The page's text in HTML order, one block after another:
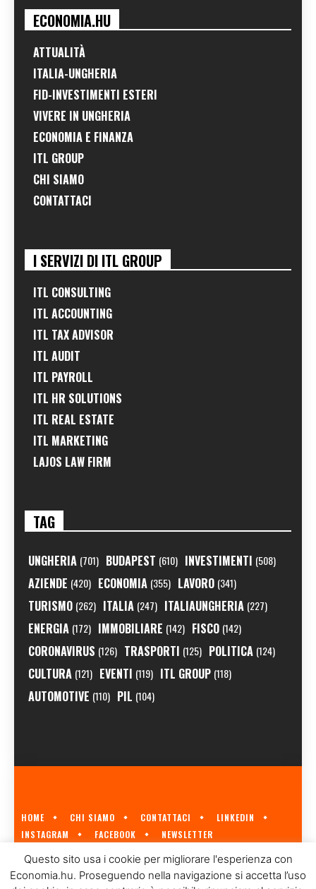
ECONOMIA.HU
ATTUALITÀ
ITALIA-UNGHERIA
FID-INVESTIMENTI ESTERI
VIVERE IN UNGHERIA
ECONOMIA E FINANZA
ITL GROUP
CHI SIAMO
CONTATTACI
I SERVIZI DI ITL GROUP
ITL CONSULTING
ITL ACCOUNTING
ITL TAX ADVISOR
ITL AUDIT
ITL PAYROLL
ITL HR SOLUTIONS
ITL REAL ESTATE
ITL MARKETING
LAJOS LAW FIRM
TAG
UNGHERIA (701) BUDAPEST (610) INVESTIMENTI (508)
AZIENDE (420) ECONOMIA (355) LAVORO (341)
TURISMO (262) ITALIA (247) ITALIAUNGHERIA (227)
ENERGIA (172) IMMOBILIARE (142) FISCO (142)
CORONAVIRUS (126) TRASPORTI (125) POLITICA (124)
CULTURA (121) EVENTI (119) ITL GROUP (118)
AUTOMOTIVE (110) PIL (104)
HOME CHI SIAMO CONTATTACI
LINKEDIN
INSTAGRAM
FACEBOOK NEWSLETTER
ECONOMIA.HU È IL PRIMO GIORNALE ITALIANO SULL'ECONOMIA UNGHERESE
A CURA DIITL GROUP© 2023
Questo sito usa i cookie per migliorare l'esperienza con
Economia.hu. Proseguendo nella navigazione si accetta l’uso